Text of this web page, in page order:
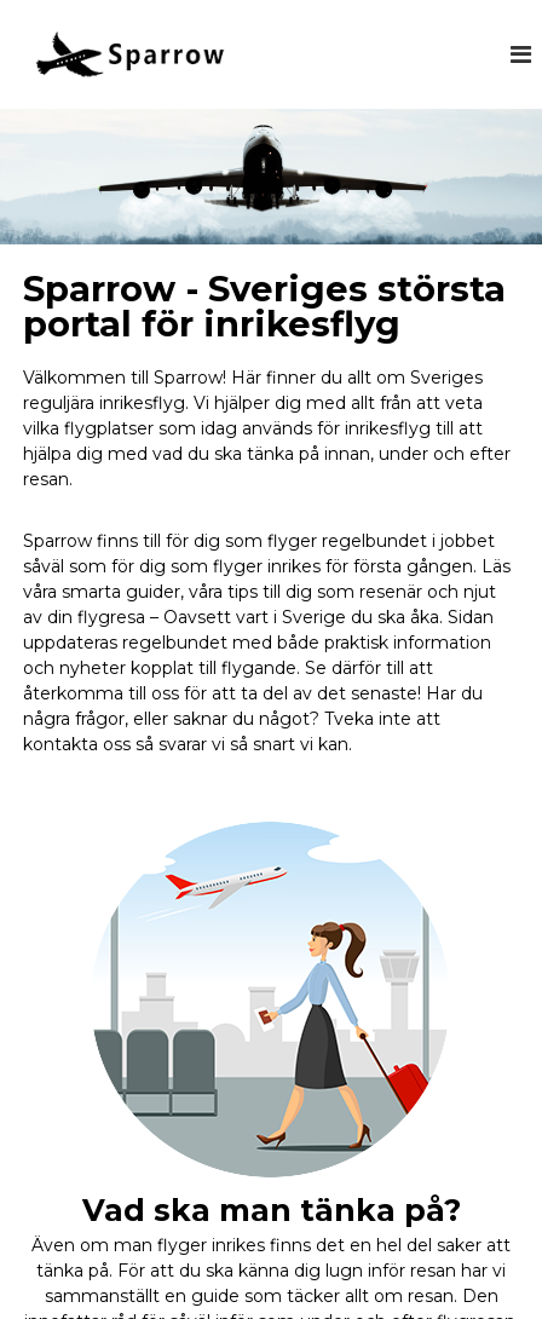
r
r
w
.
e
Sparrow - Sveriges största
portal för inrikesflyg
Välkommen till Sparrow! Här finner du allt om Sveriges
reguljära inrikesflyg. Vi hjälper dig med allt från att veta
vilka flygplatser som idag används för inrikesflyg till att
hjälpa dig med vad du ska tänka på innan, under och efter
resan.
Sparrow finns till för dig som flyger regelbundet i jobbet
såväl som för dig som flyger inrikes för första gången. Läs
våra smarta guider, våra tips till dig som resenär och njut
av din flygresa – Oavsett vart i Sverige du ska åka. Sidan
uppdateras regelbundet med både praktisk information
och nyheter kopplat till flygande. Se därför till att
återkomma till oss för att ta del av det senaste! Har du
några frågor, eller saknar du något? Tveka inte att
kontakta oss så svarar vi så snart vi kan.
Vad ska man tänka på?
Även om man flyger inrikes finns det en hel del saker att
tänka på. För att du ska känna dig lugn inför resan har vi
sammanställt en guide som täcker allt om resan. Den